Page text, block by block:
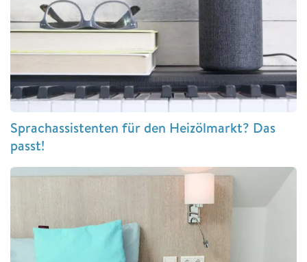
Sprachassistenten für den Heizölmarkt? Das
passt!